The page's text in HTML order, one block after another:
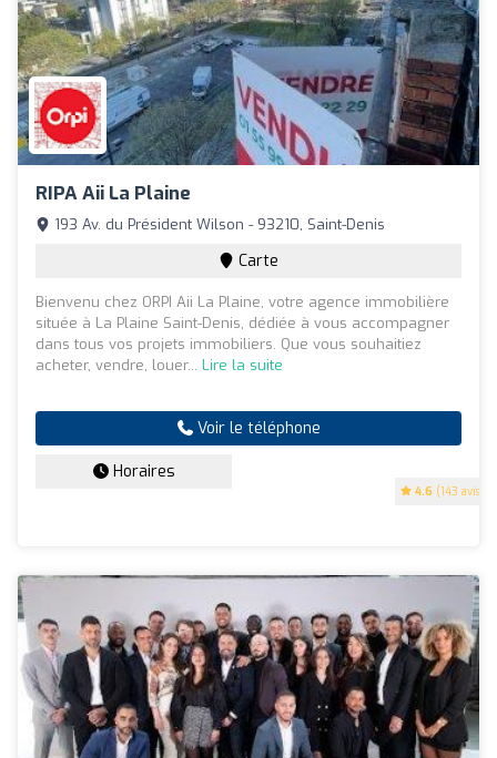
RIPA Aii La Plaine
4.6 (143 avis)
193 Av. du Président Wilson - 93210, Saint-Denis
Carte
Bienvenu chez ORPI Aii La Plaine, votre agence immobilière
située à La Plaine Saint-Denis, dédiée à vous accompagner
dans tous vos projets immobiliers. Que vous souhaitiez
acheter, vendre, louer... Lire la suite
Voir le téléphone
Horaires